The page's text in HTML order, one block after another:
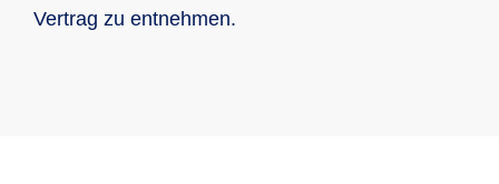
Vertrag zu entnehmen.